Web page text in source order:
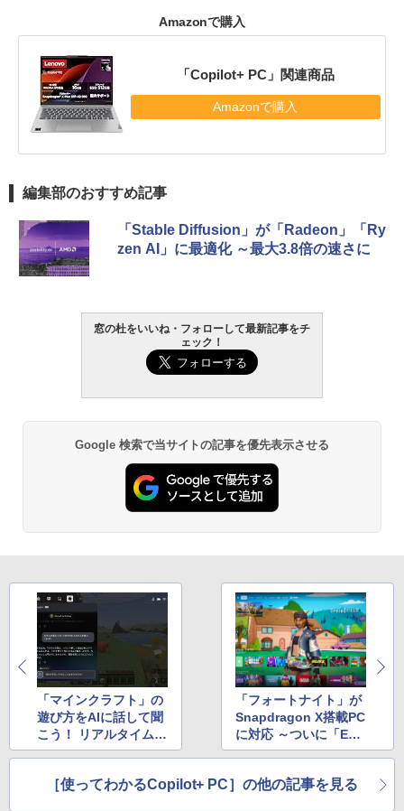
Amazonで購入
「Copilot+ PC」関連商品
Amazonで購入
編集部のおすすめ記事
「Stable Diffusion」が「Radeon」「Ry
zen AI」に最適化 ～最大3.8倍の速さに
窓の杜をいいね・フォローして最新記事をチ
ェック！
Google 検索で当サイトの記事を優先表示させる
「マインクラフト」の
遊び方をAIに話して聞
こう！ リアルタイムで
アドバイスをもらえる
を試す
「フォートナイト」が
Snapdragon X搭載PC
に対応 ～ついに「EA
C」のArm対応が始ま
［使ってわかるCopilot+ PC］の他の記事を見る